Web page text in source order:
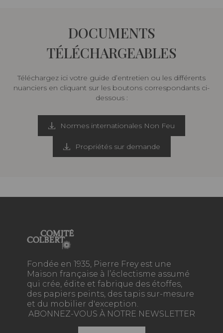
DOCUMENTS
TÉLÉCHARGEABLES
Téléchargez ici votre guide d’entretien ou les différents
nuanciers en cliquant sur les boutons correspondants ci-
dessous :
Normes internationales Non Feu
Propriétés sur demande
Fondée en 1935, Pierre Frey est une
Maison française à l’éclectisme assumé
qui crée, édite et fabrique des étoffes,
des papiers peints, des tapis sur-mesure
et du mobilier d'exception.
ABONNEZ-VOUS À NOTRE NEWSLETTER